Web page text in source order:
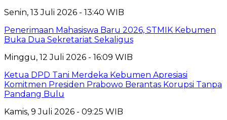
Senin, 13 Juli 2026 - 13:40 WIB
Penerimaan Mahasiswa Baru 2026, STMIK Kebumen
Buka Dua Sekretariat Sekaligus
Minggu, 12 Juli 2026 - 16:09 WIB
Ketua DPD Tani Merdeka Kebumen Apresiasi
Komitmen Presiden Prabowo Berantas Korupsi Tanpa
Pandang Bulu
Kamis, 9 Juli 2026 - 09:25 WIB